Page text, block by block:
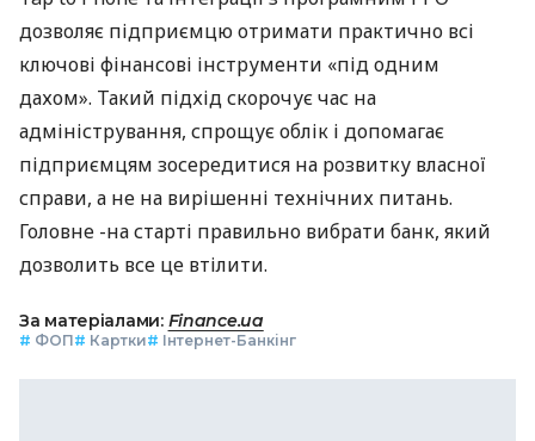
дозволяє підприємцю отримати практично всі
ключові фінансові інструменти «під одним
дахом». Такий підхід скорочує час на
адміністрування, спрощує облік і допомагає
підприємцям зосередитися на розвитку власної
справи, а не на вирішенні технічних питань.
Головне -на старті правильно вибрати банк, який
дозволить все це втілити.
За матеріалами: Finance.ua
# ФОП# Картки# Інтернет-Банкінг